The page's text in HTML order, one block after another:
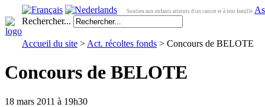
Soutien aux enfants atteints d'un cancer et à leur famille
Rechercher...
Accueil du site > Act. récoltes fonds > Concours de BELOTE
Concours de BELOTE
18 mars 2011 à 19h30